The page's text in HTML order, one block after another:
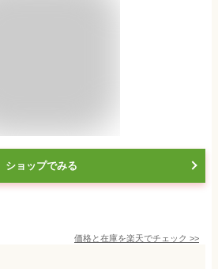
ショップでみる
価格と在庫を楽天でチェック >>